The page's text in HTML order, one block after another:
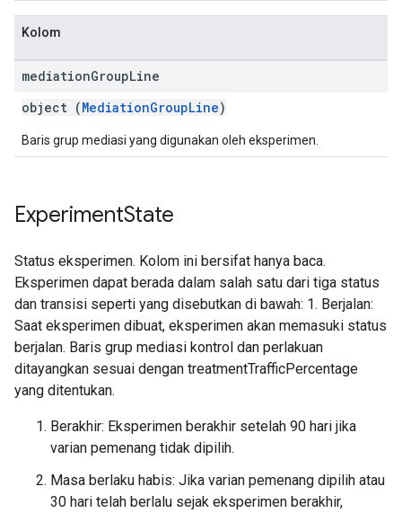
Kolom
mediationGroupLine
object (MediationGroupLine)
Baris grup mediasi yang digunakan oleh eksperimen.
ExperimentState
Status eksperimen. Kolom ini bersifat hanya baca.
Eksperimen dapat berada dalam salah satu dari tiga status
dan transisi seperti yang disebutkan di bawah: 1. Berjalan:
Saat eksperimen dibuat, eksperimen akan memasuki status
berjalan. Baris grup mediasi kontrol dan perlakuan
ditayangkan sesuai dengan treatmentTrafficPercentage
yang ditentukan.
Berakhir: Eksperimen berakhir setelah 90 hari jika
varian pemenang tidak dipilih.
Masa berlaku habis: Jika varian pemenang dipilih atau
30 hari telah berlalu sejak eksperimen berakhir,